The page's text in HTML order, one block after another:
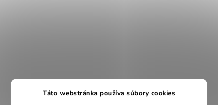
Táto webstránka používa súbory cookies